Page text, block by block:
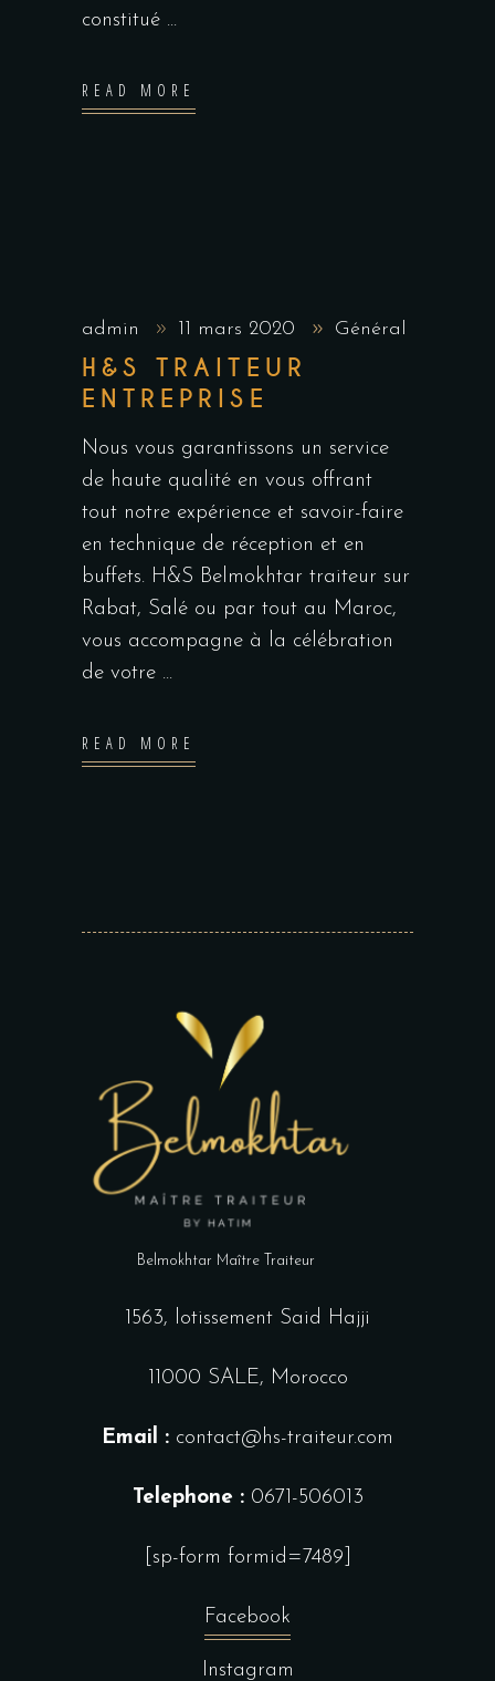
constitué
READ MORE
admin 11 mars 2020 Général
H&S TRAITEUR
ENTREPRISE
Nous vous garantissons un service
de haute qualité en vous offrant
tout notre expérience et savoir-faire
en technique de réception et en
buffets. H&S Belmokhtar traiteur sur
Rabat, Salé ou par tout au Maroc,
vous accompagne à la célébration
de votre
READ MORE
Belmokhtar Maître Traiteur
1563, lotissement Said Hajji
11000 SALE, Morocco
Email : contact@hs-traiteur.com
Telephone : 0671-506013
[sp-form formid=7489]
Facebook
Instagram